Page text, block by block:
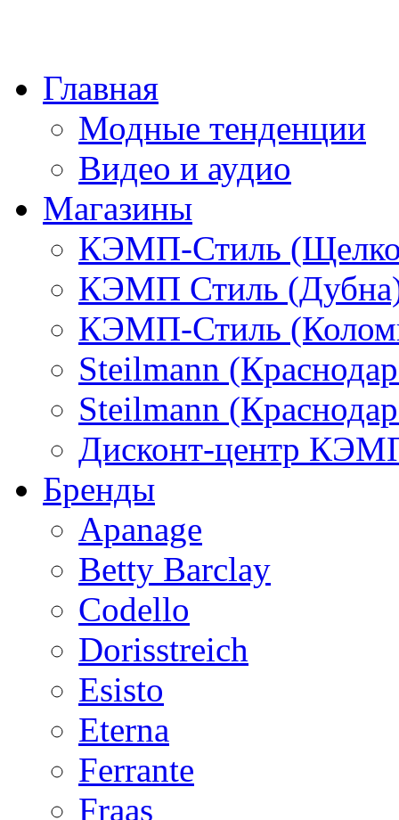
Главная
Модные тенденции
Видео и аудио
Магазины
КЭМП-Стиль
КЭМП Стиль
КЭМП-Стиль
Steilmann
Steilmann
Дисконт-центр
Бренды
Apanage
Betty Barclay
Codello
Dorisstreich
Esisto
Eterna
Ferrante
Fraas